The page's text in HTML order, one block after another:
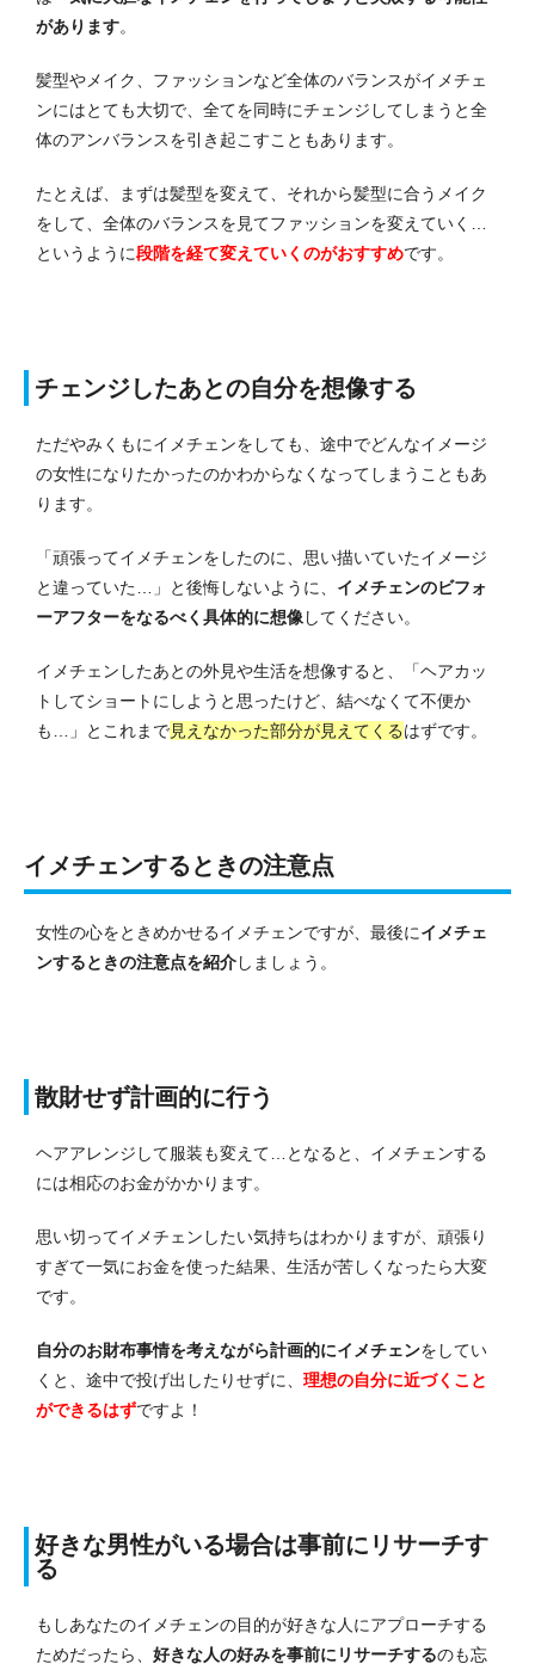
があります。
髪型やメイク、ファッションなど全体のバランスがイメチェ
ンにはとても大切で、全てを同時にチェンジしてしまうと全
体のアンバランスを引き起こすこともあります。
たとえば、まずは髪型を変えて、それから髪型に合うメイク
をして、全体のバランスを見てファッションを変えていく…
というように段階を経て変えていくのがおすすめです。
チェンジしたあとの自分を想像する
ただやみくもにイメチェンをしても、途中でどんなイメージ
の女性になりたかったのかわからなくなってしまうこともあ
ります。
「頑張ってイメチェンをしたのに、思い描いていたイメージ
と違っていた…」と後悔しないように、 イメチェンのビフォ
ーアフターをなるべく具体的に想像してください。
イメチェンしたあとの外見や生活を想像すると、「ヘアカッ
トしてショートにしようと思ったけど、結べなくて不便か
も…」とこれまで見えなかった部分が見えてくるはずです。
イメチェンするときの注意点
女性の心をときめかせるイメチェンですが、最後にイメチェ
ンするときの注意点を紹介しましょう。
散財せず計画的に行う
ヘアアレンジして服装も変えて…となると、イメチェンする
には相応のお金がかかります。
思い切ってイメチェンしたい気持ちはわかりますが、頑張り
すぎて一気にお金を使った結果、生活が苦しくなったら大変
です。
自分のお財布事情を考えながら計画的にイメチェンをしてい
くと、途中で投げ出したりせずに、 理想の自分に近づくこと
ができるはずですよ！
好きな男性がいる場合は事前にリサーチす
る
もしあなたのイメチェンの目的が好きな人にアプローチする
ためだったら、 好きな人の好みを事前にリサーチするのも忘